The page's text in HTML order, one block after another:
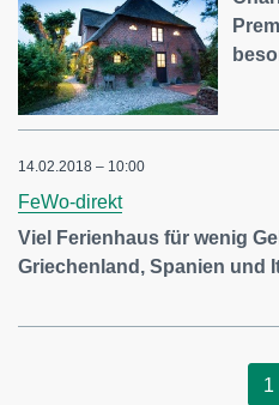
14.02.2018 – 10:00
FeWo-direkt
Viel Ferienhaus für wenig
Griechenland, Spanien und
1